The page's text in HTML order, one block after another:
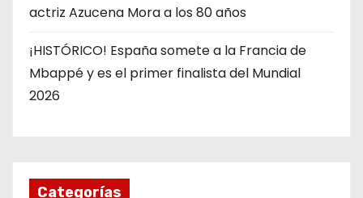
actriz Azucena Mora a los 80 años
¡HISTÓRICO! España somete a la Francia de
Mbappé y es el primer finalista del Mundial
2026
Categorías